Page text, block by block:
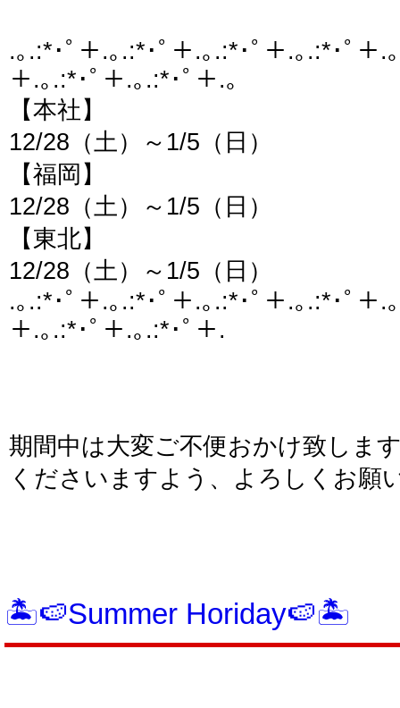
.｡.:*･ﾟ＋.｡.:*･ﾟ＋.｡.:*･ﾟ＋.｡.:*･ﾟ＋.
＋.｡.:*･ﾟ＋.｡.:*･ﾟ＋.｡
【本社】
12/28（土）～1/5（日）
【福岡】
12/28（土）～1/5（日）
【東北】
12/28（土）～1/5（日）
.｡.:*･ﾟ＋.｡.:*･ﾟ＋.｡.:*･ﾟ＋.｡.:*･ﾟ＋.
＋.｡.:*･ﾟ＋.｡.:*･ﾟ＋.
期間中は大変ご不便おかけ致しま
くださいますよう、よろしくお願
🏝️🍉Summer Horiday🍉🏝️